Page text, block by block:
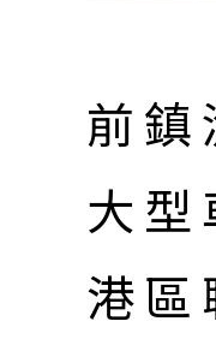
前
大
港